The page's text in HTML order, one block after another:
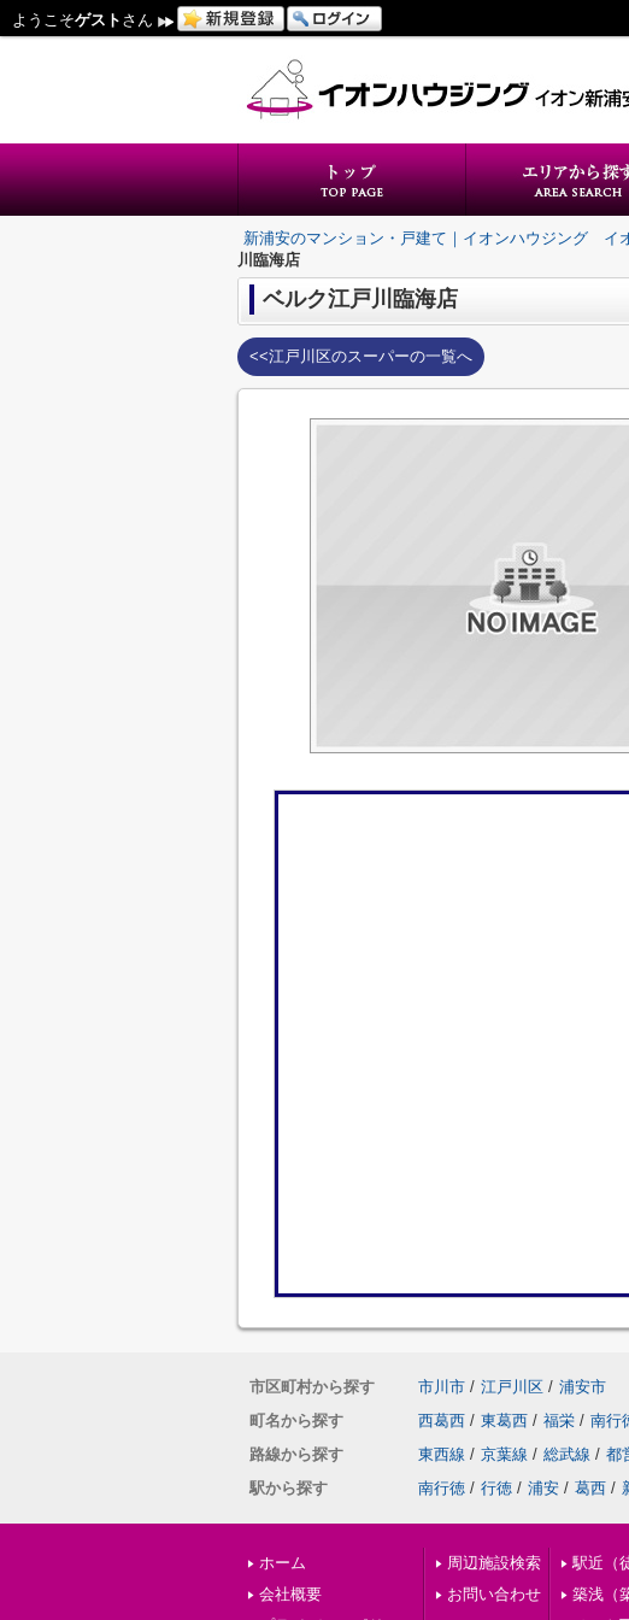
ようこそゲスト さん
新浦安のマンション・戸建て｜イオンハウジング イ
川臨海店
ベルク江戸川臨海店
<<江戸川区のスーパーの一覧へ
市区町村から探す 市川市 / 江戸川区 / 浦安市
町名から探す
西葛西 / 東葛西 / 福栄 / 南行
路線から探す
東西線 / 京葉線 / 総武線 / 都
駅から探す
南行徳 / 行徳 / 浦安 / 葛西 /
ホーム
会社概要
周辺施設検索
お問い合わせ
駅近（
築浅（